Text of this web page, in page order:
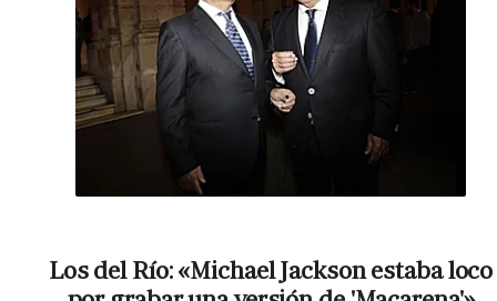
Los del Río: «Michael Jackson estaba loco